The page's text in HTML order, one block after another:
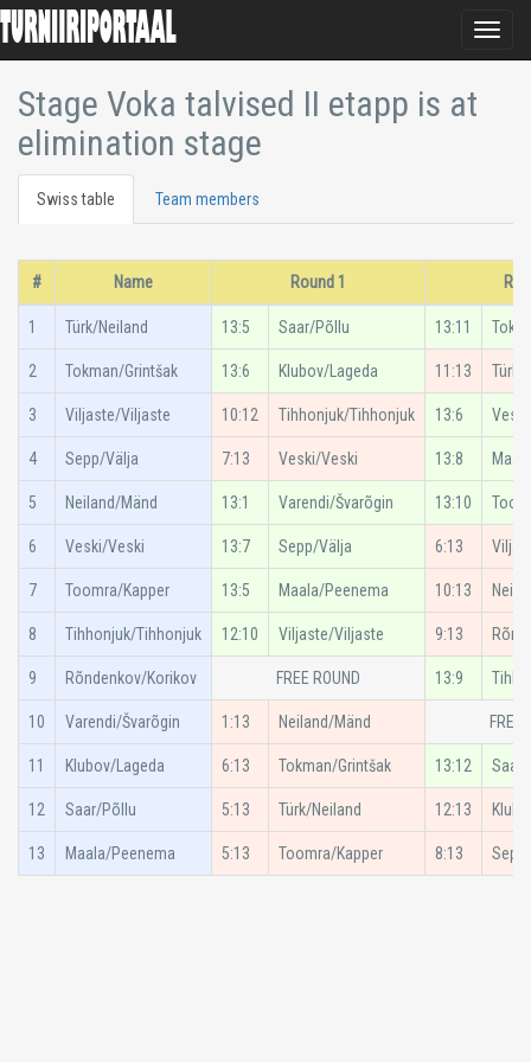
Toggle
Stage Voka talvised II etapp is at
elimination stage
Swiss table Team members
# Name Round 1
1 Türk/Neiland 13:5 Saar/Põllu 13:11
2 Tokman/Grintšak 13:6 Klubov/Lageda 11:13 Türk/
3 Viljaste/Viljaste 10:12 Tihhonjuk/Tihhonjuk 13:6
4 Sepp/Välja 7:13 Veski/Veski 13:8
5 Neiland/Mänd 13:1 Varendi/Švarõgin 13:10
6 Veski/Veski 13:7 Sepp/Välja 6:13
7 Toomra/Kapper 13:5 Maala/Peenema 10:13
8 Tihhonjuk/Tihhonjuk 12:10 Viljaste/Viljaste 9:13
9 Rõndenkov/Korikov FREE ROUND 13:9
10 Varendi/Švarõgin 1:13 Neiland/Mänd FREE
11 Klubov/Lageda 6:13 Tokman/Grintšak 13:12
12 Saar/Põllu 5:13 Türk/Neiland 12:13
13 Maala/Peenema 5:13 Toomra/Kapper 8:13